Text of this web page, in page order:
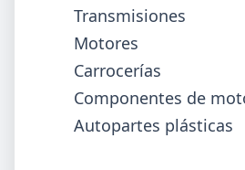
Informe ADIMRA
producción
La producción metalúrgica
2026 y la capacidad
niveles más bajos de la
Transmisiones
Motores
Carrocerías
Componentes de
Autopartes plásticas